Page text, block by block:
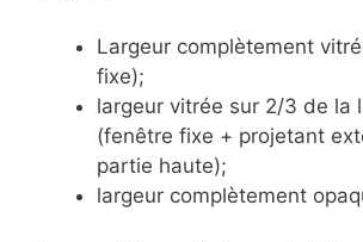
Largeur complètement
fixe);
largeur vitrée sur 2/3 de la
(fenêtre fixe + projetant
partie haute);
largeur complètement